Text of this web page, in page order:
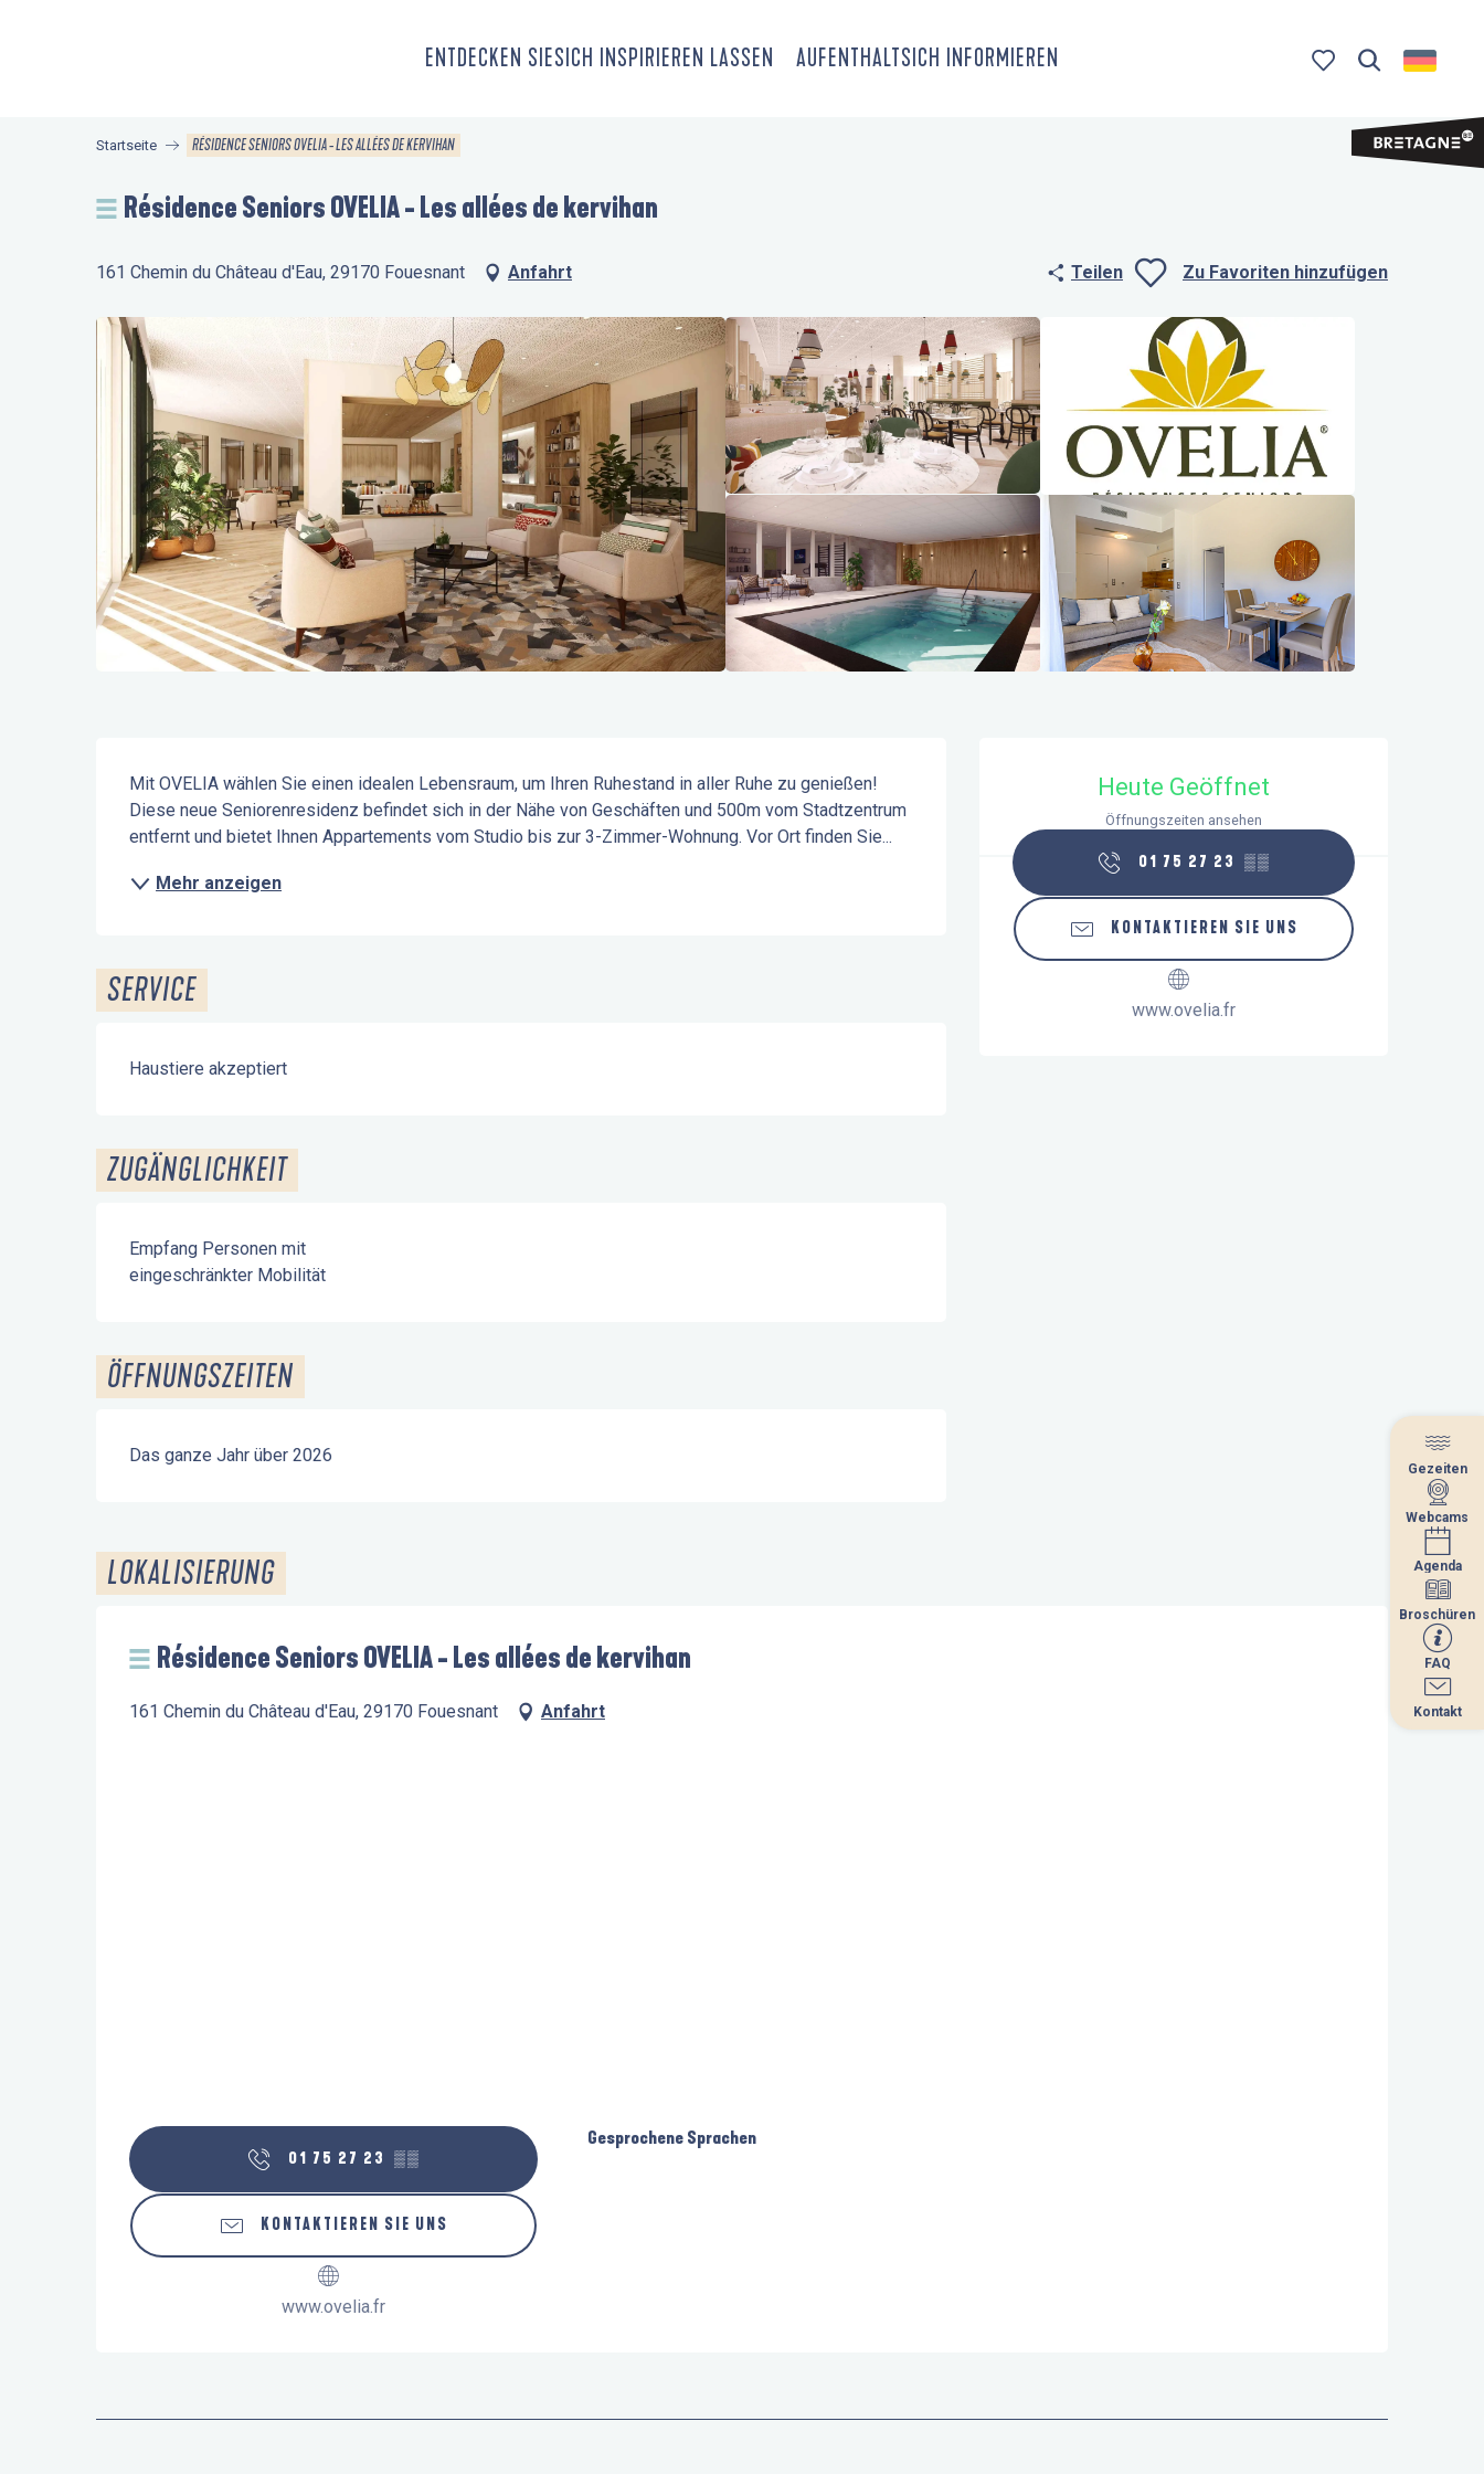
ENTDECKEN SIESICH INSPIRIEREN LASSEN AUFENTHALTSICH INFORMIEREN
Gezeiten
Webcams
Agenda
Broschüren
FAQ
Kontakt
Kontakt
Startseite RÉSIDENCE SENIORS OVELIA - LES ALLÉES DE KERVIHAN
Résidence Seniors OVELIA - Les allées de kervihan
161 Chemin du Château d'Eau, 29170 Fouesnant Anfahrt Teilen
Ajouter aux
Zu Favoriten hinzufügen
Öffnungszeiten & Kontaktdaten
Heute Geöffnet
Öffnungszeiten ansehen
01 75 27 23 ▒▒
KONTAKTIEREN SIE UNS
www.ovelia.fr
Beschreibung
Mit OVELIA wählen Sie einen idealen Lebensraum, um Ihren Ruhestand in aller Ruhe zu genießen!
Diese neue Seniorenresidenz befindet sich in der Nähe von Geschäften und 500m vom Stadtzentrum
entfernt und bietet Ihnen Appartements vom Studio bis zur 3-Zimmer-Wohnung. Vor Ort finden Sie...
Mehr anzeigen
SERVICE
Haustiere akzeptiert
ZUGÄNGLICHKEIT
Empfang Personen mit
eingeschränkter Mobilität
ÖFFNUNGSZEITEN
Das ganze Jahr über 2026
LOKALISIERUNG
Résidence Seniors OVELIA - Les allées de kervihan
161 Chemin du Château d'Eau, 29170 Fouesnant Anfahrt
01 75 27 23 ▒▒
KONTAKTIEREN SIE UNS
www.ovelia.fr
Gesprochene Sprachen
Gesprochene Sprachen